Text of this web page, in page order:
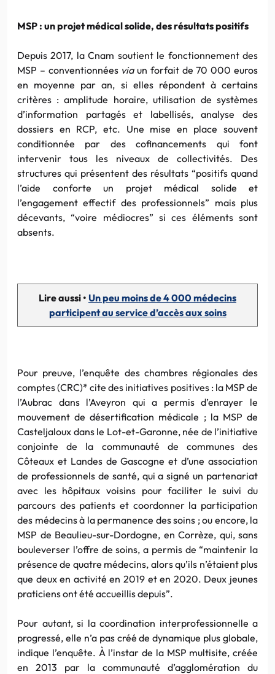
MSP : un projet médical solide, des résultats positifs
Depuis 2017, la Cnam soutient le fonctionnement des
MSP – conventionnées viaun forfait de 70 000 euros
en moyenne par an, si elles répondent à certains
critères : amplitude horaire, utilisation de systèmes
d’information partagés et labellisés, analyse des
dossiers en RCP, etc. Une mise en place souvent
conditionnée par des cofinancements qui font
intervenir tous les niveaux de collectivités. Des
structures qui présentent des résultats “positifs quand
l’aide conforte un projet médical solide et
l’engagement effectif des professionnels” mais plus
décevants, “voire médiocres” si ces éléments sont
absents.
Lire aussi • Un peu moins de 4 000 médecins
participent au service d’accès aux soins
Pour preuve, l’enquête des chambres régionales des
comptes (CRC)* cite des initiatives positives : la MSP de
l’Aubrac dans l’Aveyron qui a permis d’enrayer le
mouvement de désertification médicale ; la MSP de
Casteljaloux dans le Lot-et-Garonne, née de l’initiative
conjointe de la communauté de communes des
Côteaux et Landes de Gascogne et d’une association
de professionnels de santé, qui a signé un partenariat
avec les hôpitaux voisins pour faciliter le suivi du
parcours des patients et coordonner la participation
des médecins à la permanence des soins ; ou encore, la
MSP de Beaulieu-sur-Dordogne, en Corrèze, qui, sans
bouleverser l’offre de soins, a permis de “maintenir la
présence de quatre médecins, alors qu’ils n’étaient plus
que deux en activité en 2019 et en 2020. Deux jeunes
praticiens ont été accueillis depuis”.
Pour autant, si la coordination interprofessionnelle a
progressé, elle n’a pas créé de dynamique plus globale,
indique l’enquête. À l’instar de la MSP multisite, créée
en 2013 par la communauté d’agglomération du